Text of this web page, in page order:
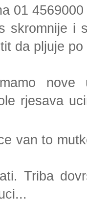
01
skromnije i
da pljuje po
nove
rjesava
van to
Triba